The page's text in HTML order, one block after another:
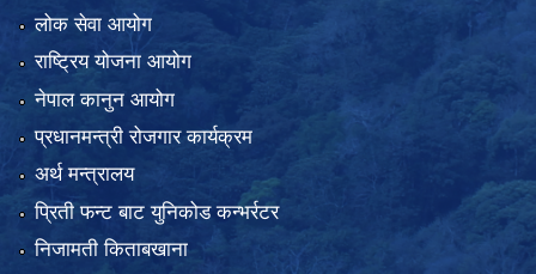
लोक सेवा आयोग
राष्ट्रिय योजना आयोग
नेपाल कानुन आयोग
प्रधानमन्त्री रोजगार कार्यक्रम
अर्थ मन्त्रालय
प्रिती फन्ट बाट युनिकोड कन्भर्रटर
निजामती किताबखाना